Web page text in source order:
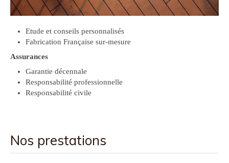
Etude et conseils personnalisés
Fabrication Française sur-mesure
Assurances
Garantie décennale
Responsabilité professionnelle
Responsabilité civile
Nos prestations